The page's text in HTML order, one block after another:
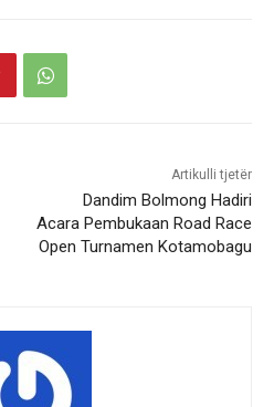
Artikulli tjetër
Dandim Bolmong Hadiri
Acara Pembukaan Road Race
Open Turnamen Kotamobagu